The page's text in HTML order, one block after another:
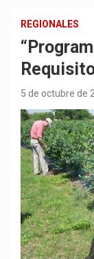
REGIONALES
5 de octubre de